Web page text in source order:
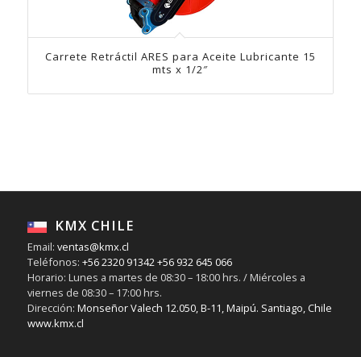
Carrete Retráctil ARES para Aceite Lubricante 15
mts x 1/2″
KMX CHILE
Email: ventas@kmx.cl
Teléfonos: +56 2320 91342 +56 932 645 066
Horario: Lunes a martes de 08:30 – 18:00 hrs. / Miércoles a
viernes de 08:30 – 17:00 hrs.
Dirección: Monseñor Valech 12.050, B-11, Maipú. Santiago, Chile
www.kmx.cl